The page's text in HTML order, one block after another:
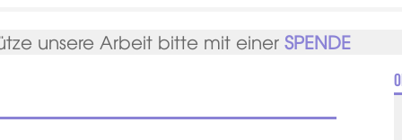
unsere Arbeit bitte mit einerSPENDE